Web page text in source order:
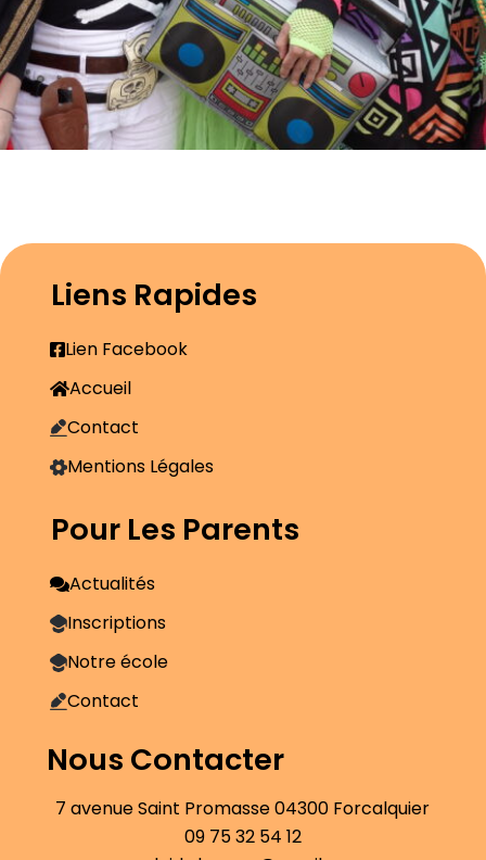
Liens Rapides
Lien Facebook
Accueil
Contact
Mentions Légales
Pour Les Parents
Actualités
Inscriptions
Notre école
Contact
Nous Contacter
7 avenue Saint Promasse 04300 Forcalquier
09 75 32 54 12